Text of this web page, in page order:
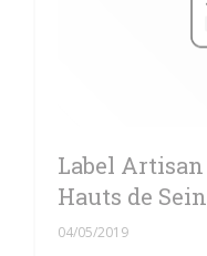
Label Artisan
Hauts de
04/05/2019